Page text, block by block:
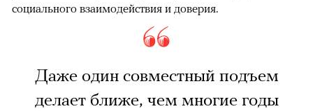
социального взаимодействия и доверия.
Даже один совместный подъем
делает ближе, чем многие годы